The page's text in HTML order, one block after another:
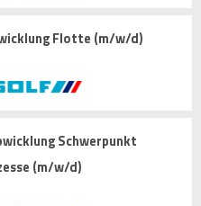
Flotte (m/w/d)
Schwerpunkt
(m/w/d)